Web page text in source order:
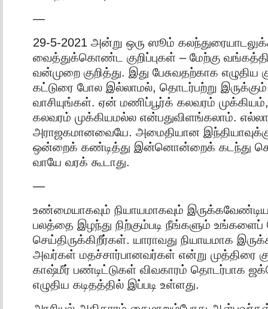
—
29-5-2021 அன்று ஒரு ஸூம்
வைத்துக்கொண்ட குறிப்புகள் – மேற்கு
வன்முறை குறித்து. இது பேசுவதற்காக எழுதிய
கட்டுரை போல இல்லாமல், தொடர்பற்று இருக்கும்.
வாசியுங்கள். ஏன் மணிப்பூர்க் கலவரம்
கலவரம் முக்கியமல்ல என்பதுவிளங்கலாம்.
அராஜகமானவையே. அமைதியான
ஒன்றைக் கண்டித்து இன்னொன்றைக் கடந்து
வாயே வரக் கூடாது.
—
உண்மையாகவும் நியாயமாகவும்
பலத்தை இழந்து நிற்கும்படி நீங்களும்
செய்திருக்கிறீர்கள். யாராவது நியாயமாக
அவர்கள் மதச்சார்பானவர்கள் என்று முத்திரை
காஷ்மீர் பண்டிட்டுகள் விவகாரம் தொடர்பாக
எழுதிய கடிதத்தில் இப்படி உள்ளது.